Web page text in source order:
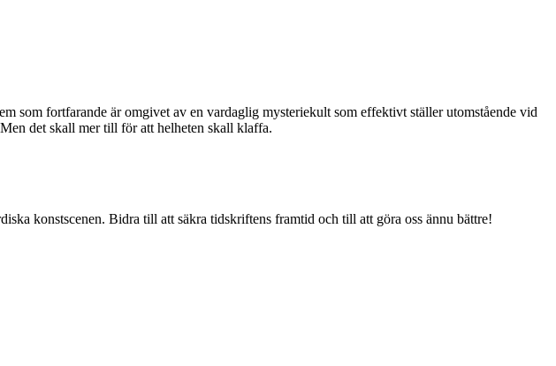
som fortfarande är omgivet av en vardaglig mysteriekult som effektivt ställer utomstående vid
det skall mer till för att helheten skall klaffa.
konstscenen. Bidra till att säkra tidskriftens framtid och till att göra oss ännu bättre!